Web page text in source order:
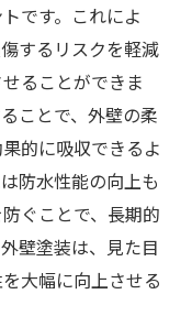
です。これによ
するリスクを軽減
ることができま
ことで、外壁の柔
的に吸収できるよ
防水性能の向上も
ぐことで、長期的
壁塗装は、見た目
大幅に向上させる